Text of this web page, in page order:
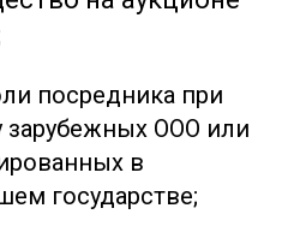
посредника при
зарубежных ООО или
в
государстве;